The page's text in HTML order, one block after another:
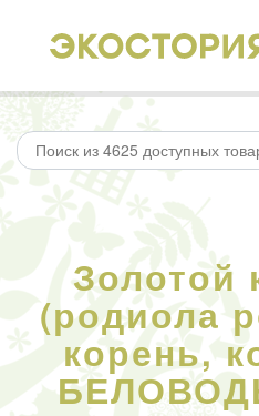
Золотой
(родиола
корень,